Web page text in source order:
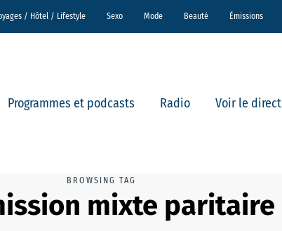
/ Hôtel / Lifestyle Sexo Mode Beauté Émissions
Programmes et podcasts Radio Voir le direct
BROWSING TAG
mixte paritaire